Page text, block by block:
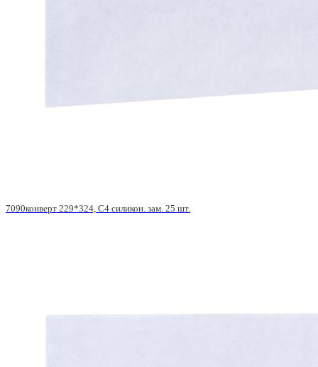
7090конверт 229*324, С4 силикон. зам. 25 шт.